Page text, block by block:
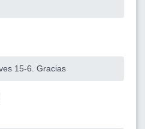
15-6. Gracias